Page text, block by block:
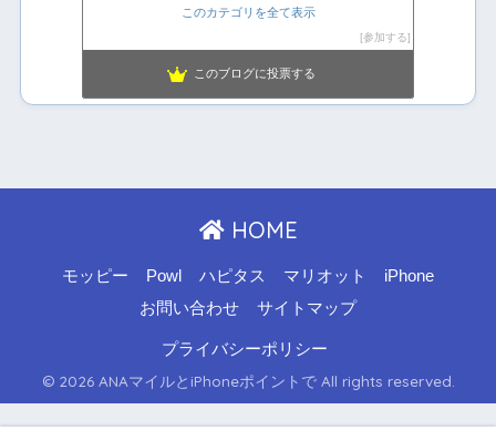
このカテゴリを全て表示
参加する
このブログに投票する
HOME
モッピー Powl ハピタス マリオット
iPhone
お問い合わせ
サイトマップ
プライバシーポリシー
© 2026 ANAマイルとiPhoneポイントで All rights reserved.